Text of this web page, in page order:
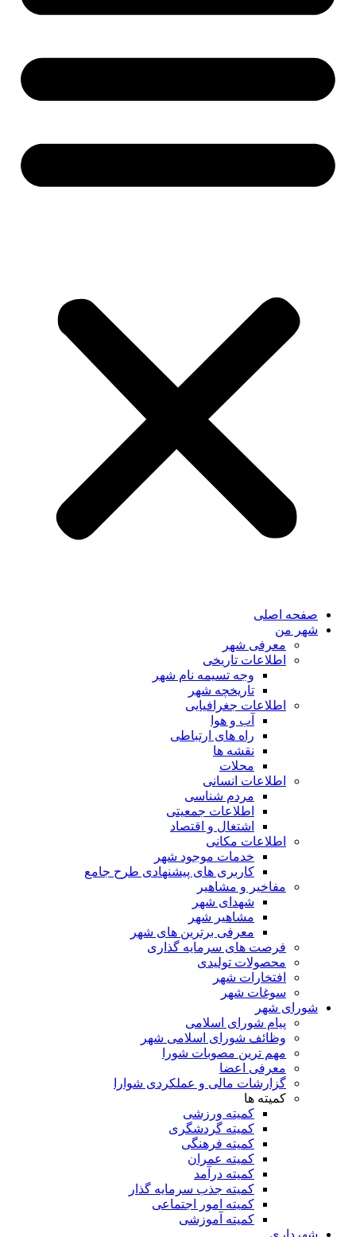
صفحه اصلی
شهر من
معرفی شهر
اطلاعات تاریخی
وجه تسیمه نام شهر
تاریخچه شهر
اطلاعات جغرافیایی
آب و هوا
راه های ارتباطی
نقشه ها
محلات
اطلاعات انسانی
مردم شناسی
اطلاعات جمعیتی
اشتغال و اقتصاد
اطلاعات مکانی
خدمات موجود شهر
کاربری های پیشنهادی طرح جامع
مفاخیر و مشاهیر
شهدای شهر
مشاهیر شهر
معرفی برترین های شهر
فرصت های سرمایه گذاری
محصولات تولیدی
افتخارات شهر
سوغات شهر
شورای شهر
پیام شورای اسلامی
وظائف شورای اسلامی شهر
مهم ترین مصوبات شورا
معرفی اعضا
گزارشات مالی و عملکردی شوارا
کمیته ها
کمیته ورزشی
کمیته گردشگری
کمیته فرهنگی
کمیته عمران
کمیته درآمد
کمیته جذب سرمایه گذار
کمیته امور اجتماعی
کمیته آموزشی